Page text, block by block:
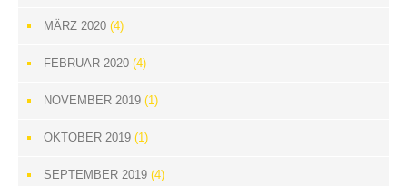
MÄRZ 2020 (4)
FEBRUAR 2020 (4)
NOVEMBER 2019 (1)
OKTOBER 2019 (1)
SEPTEMBER 2019 (4)